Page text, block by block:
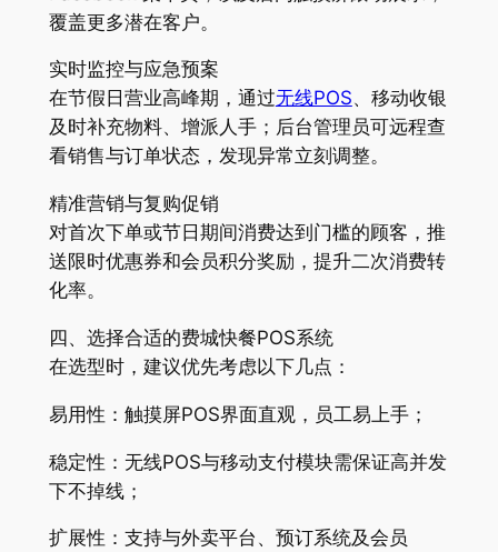
覆盖更多潜在客户。
实时监控与应急预案
在节假日营业高峰期，通过无线POS、移动收银
及时补充物料、增派人手；后台管理员可远程查
看销售与订单状态，发现异常立刻调整。
精准营销与复购促销
对首次下单或节日期间消费达到门槛的顾客，推
送限时优惠券和会员积分奖励，提升二次消费转
化率。
四、选择合适的费城快餐POS系统
在选型时，建议优先考虑以下几点：
易用性：触摸屏POS界面直观，员工易上手；
稳定性：无线POS与移动支付模块需保证高并发
下不掉线；
扩展性：支持与外卖平台、预订系统及会员